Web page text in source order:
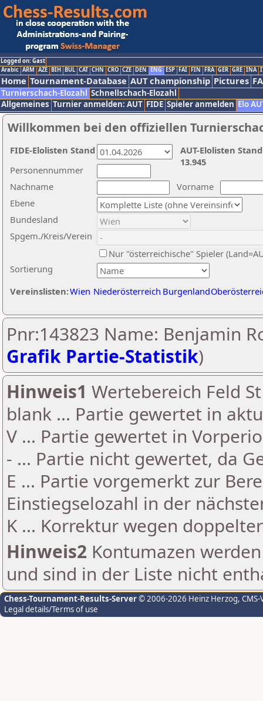
Logged on: Gast
Arabic ARM AZE BIH BUL CAT CHN CRO CZE DEN ENG ESP FAI FIN FRA GER GRE INA
Home Tournament-Database AUT championship Pictures
Turnierschach-Elozahl Schnellschach-Elozahl
Allgemeines Turnier anmelden: AUT FIDE Spieler anmelden Elo
Willkommen bei den offiziellen
Nachname
Vorname
Ebene
Sortierung
Personennummer
Bundesland
Spgem./Kreis/Verein
Nur "österreichische" Spieler
Vereinslisten:Wien Niederösterreich Burgenland
AUT-Elolisten
13.945
FIDE-Elolisten Stand
Pnr:143823 Name: Benjamin
Grafik Partie-Statistik)
Hinweis1 Wertebereich Feld
blank ... Partie gewertet in
V ... Partie gewertet in
- ... Partie nicht gewertet, da
E ... Partie vorgemerkt zur
Einstiegselozahl in der
K ... Korrektur wegen
Hinweis2 Kontumazen
und sind in der Liste nicht
Chess-Tournament-Results-Server© 2006-2026 Heinz Herzog,
Legal details/Terms of use